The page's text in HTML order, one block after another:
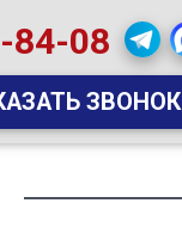
84-08
ЗВОНОК